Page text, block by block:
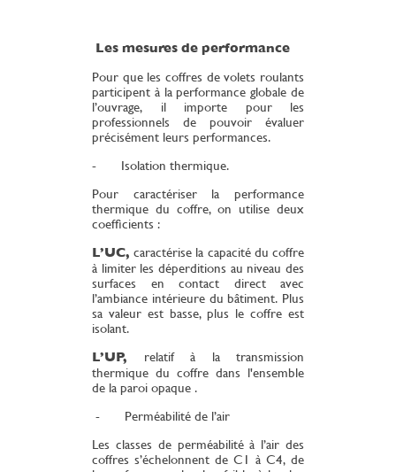
Les mesures de performance
Pour que les coffres de volets roulants
participent à la performance globale de
l’ouvrage, il importe pour les
professionnels de pouvoir évaluer
précisément leurs performances.
- Isolation thermique.
Pour caractériser la performance
thermique du coffre, on utilise deux
coefficients :
L’UC,caractérise la capacité du coffre
à limiter les déperditions au niveau des
surfaces en contact direct avec
l’ambiance intérieure du bâtiment. Plus
sa valeur est basse, plus le coffre est
isolant.
L’UP, relatif à la transmission
thermique du coffre dans l'ensemble
de la paroi opaque .
- Perméabilité de l’air
Les classes de perméabilité à l’air des
coffres s’échelonnent de C1 à C4, de